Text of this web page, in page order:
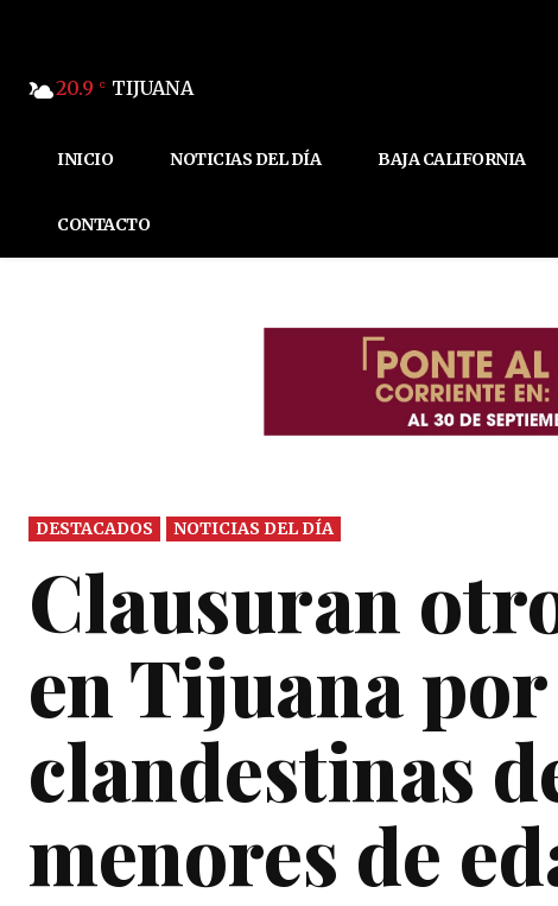
20.9 C TIJUANA
INICIO NOTICIAS DEL DÍA BAJA CALIFORNIA
CONTACTO
DESTACADOS NOTICIAS DEL DÍA
Clausuran
en Tijuana
clandestinas
menores de